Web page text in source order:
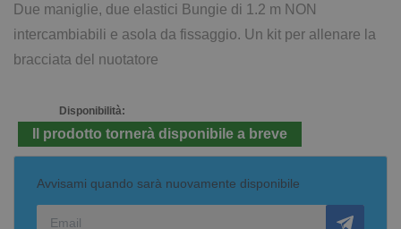
Due maniglie, due elastici Bungie di 1.2 m NON
intercambiabili e asola da fissaggio. Un kit per allenare la
bracciata del nuotatore
Disponibilità:
Il prodotto tornerà disponibile a breve
Avvisami quando sarà nuovamente disponibile